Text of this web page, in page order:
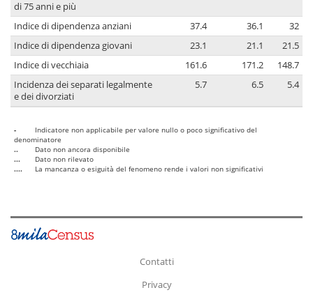
di 75 anni e più
Indice di dipendenza anziani 37.4 36.1
32
Indice di dipendenza giovani
23.1 21.1
21.5
Indice di vecchiaia
161.6 171.2
148.7
Incidenza dei separati legalmente
e dei divorziati
5.7 6.5 5.4
-
Indicatore non applicabile per valore nullo o poco significativo del
denominatore
..
Dato non ancora disponibile
...
Dato non rilevato
....
La mancanza o esiguità del fenomeno rende i valori non significativi
Contatti
Privacy